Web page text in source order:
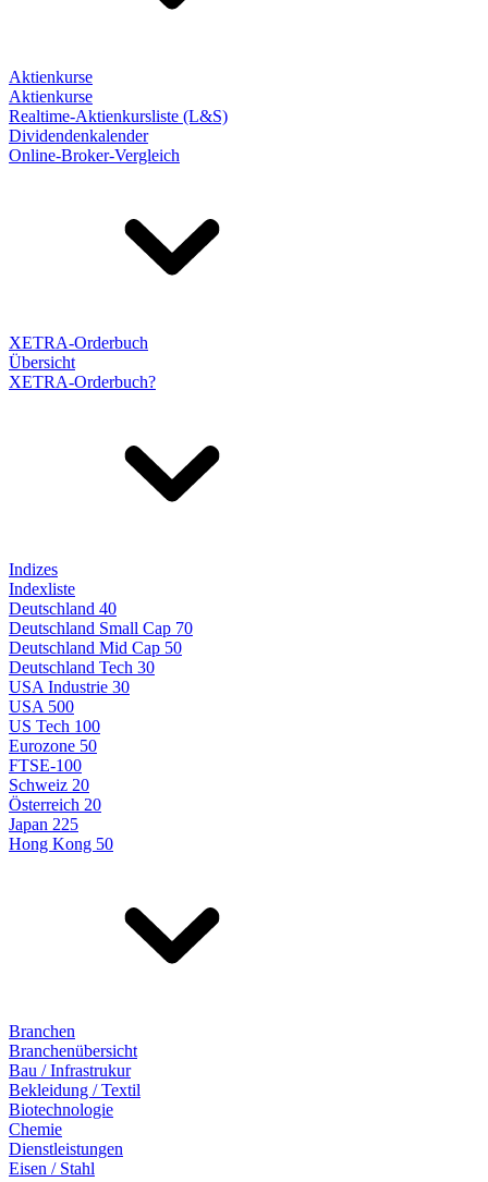
Aktienkurse
Aktienkurse
Realtime-Aktienkursliste (L&S)
Dividendenkalender
Online-Broker-Vergleich
XETRA-Orderbuch
Übersicht
XETRA-Orderbuch?
Indizes
Indexliste
Deutschland 40
Deutschland Small Cap 70
Deutschland Mid Cap 50
Deutschland Tech 30
USA Industrie 30
USA 500
US Tech 100
Eurozone 50
FTSE-100
Schweiz 20
Österreich 20
Japan 225
Hong Kong 50
Branchen
Branchenübersicht
Bau / Infrastrukur
Bekleidung / Textil
Biotechnologie
Chemie
Dienstleistungen
Eisen / Stahl